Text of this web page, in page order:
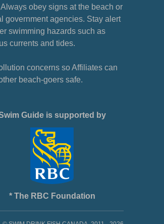
obey signs at the beach or
government agencies. Stay alert
swimming hazards such as
currents and tides.
concerns so Affiliates can
beach-goers safe.
Guide is supported by
* The RBC Foundation